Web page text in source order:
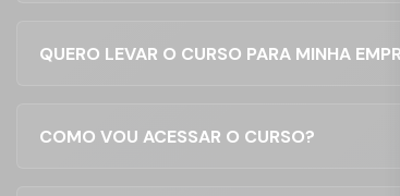
QUERO LEVAR O CURSO PARA MINHA
COMO VOU ACESSAR O CURSO?